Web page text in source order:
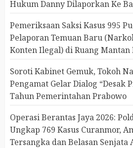
Hukum Danny Dilaporkan Ke
Pemeriksaan Saksi Kasus 995
Pelaporan Temuan Baru
Konten Ilegal) di Ruang Mantan
Soroti Kabinet Gemuk, Tokoh
Pengamat Gelar Dialog “Desak
Tahun Pemerintahan Prabowo
Operasi Berantas Jaya 2026:
Ungkap 769 Kasus Curanmor,
Tersangka dan Belasan Senjata